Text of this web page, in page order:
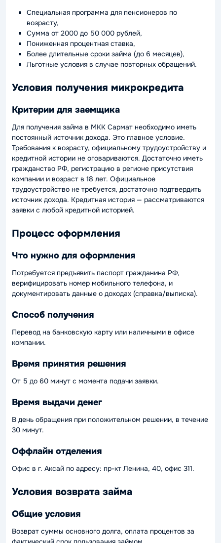
Специальная программа для пенсионеров по
возрасту,
Сумма от 2000 до 50 000 рублей,
Пониженная процентная ставка,
Более длительные сроки займа (до 6 месяцев),
Льготные условия в случае повторных обращений.
Условия получения микрокредита
Критерии для заемщика
Для получения займа в МКК Сармат необходимо иметь
постоянный источник дохода. Это главное условие.
Требования к возрасту, официальному трудоустройству и
кредитной истории не оговариваются. Достаточно иметь
гражданство РФ, регистрацию в регионе присутствия
компании и возраст в 18 лет. Официальное
трудоустройство не требуется, достаточно подтвердить
источник дохода. Кредитная история — рассматриваются
заявки с любой кредитной историей.
Процесс оформления
Что нужно для оформления
Потребуется предъявить паспорт гражданина РФ,
верифицировать номер мобильного телефона, и
документировать данные о доходах (справка/выписка).
Способ получения
Перевод на банковскую карту или наличными в офисе
компании.
Время принятия решения
От 5 до 60 минут с момента подачи заявки.
Время выдачи денег
В день обращения при положительном решении, в течение
30 минут.
Оффлайн отделения
Офис в г. Аксай по адресу: пр-кт Ленина, 40, офис 311.
Условия возврата займа
Общие условия
Возврат суммы основного долга, оплата процентов за